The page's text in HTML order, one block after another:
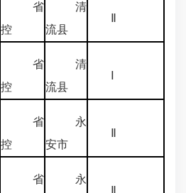
省
控
清
流县
省
控
清
流县
省
控
永
安市
省
永